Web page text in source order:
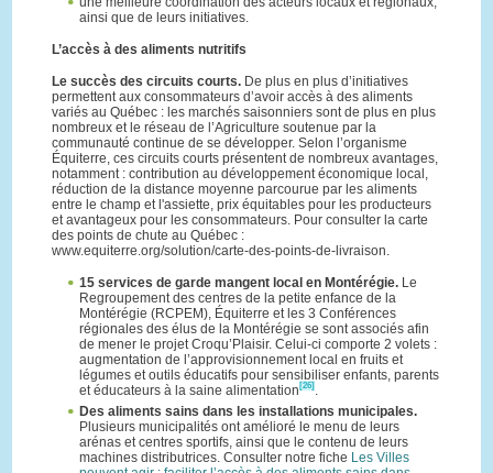
ainsi que de leurs initiatives.
L’accès à des aliments nutritifs
Le succès des circuits courts. De plus en plus d’initiatives
permettent aux consommateurs d’avoir accès à des aliments
variés au Québec : les marchés saisonniers sont de plus en plus
nombreux et le réseau de l’Agriculture soutenue par la
communauté continue de se développer. Selon l’organisme
Équiterre, ces circuits courts présentent de nombreux avantages,
notamment : contribution au développement économique local,
réduction de la distance moyenne parcourue par les aliments
entre le champ et l'assiette, prix équitables pour les producteurs
et avantageux pour les consommateurs. Pour consulter la carte
des points de chute au Québec :
www.equiterre.org/solution/carte-des-points-de-livraison.
15 services de garde mangent local en Montérégie.Le
Regroupement des centres de la petite enfance de la
Montérégie (RCPEM), Équiterre et les 3 Conférences
régionales des élus de la Montérégie se sont associés afin
de mener le projet Croqu’Plaisir. Celui-ci comporte 2 volets :
augmentation de l’approvisionnement local en fruits et
légumes et outils éducatifs pour sensibiliser enfants, parents
et éducateurs à la saine alimentation [26] .
Des aliments sains dans les installations municipales.
Plusieurs municipalités ont amélioré le menu de leurs
arénas et centres sportifs, ainsi que le contenu de leurs
machines distributrices. Consulter notre fiche Les Villes